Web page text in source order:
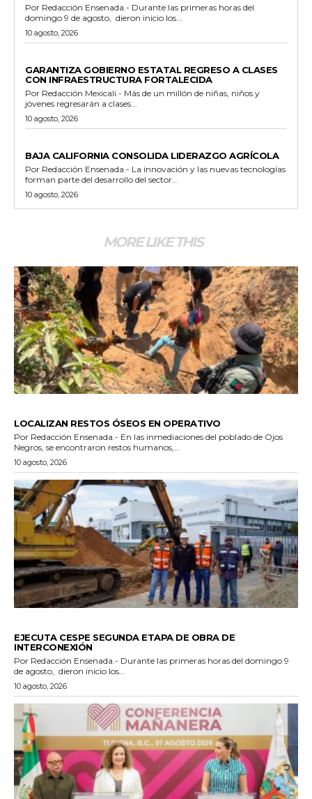
Por Redacción Ensenada.- Durante las primeras horas del
domingo 9 de agosto, dieron inicio los...
10 agosto, 2026
GARANTIZA GOBIERNO ESTATAL REGRESO A CLASES
CON INFRAESTRUCTURA FORTALECIDA
Por Redacción Mexicali.- Más de un millón de niñas, niños y
jóvenes regresarán a clases...
10 agosto, 2026
BAJA CALIFORNIA CONSOLIDA LIDERAZGO AGRÍCOLA
Por Redacción Ensenada.- La innovación y las nuevas tecnologías
forman parte del desarrollo del sector...
10 agosto, 2026
MORE LIKE THIS
LOCALIZAN RESTOS ÓSEOS EN OPERATIVO
Por Redacción Ensenada.- En las inmediaciones del poblado de Ojos
Negros, se encontraron restos humanos,...
10 agosto, 2026
EJECUTA CESPE SEGUNDA ETAPA DE OBRA DE
INTERCONEXIÓN
Por Redacción Ensenada.- Durante las primeras horas del domingo 9
de agosto, dieron inicio los...
10 agosto, 2026